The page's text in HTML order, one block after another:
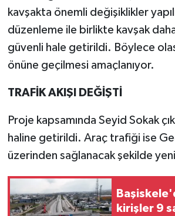
kavşakta önemli değişiklikler
düzenleme ile birlikte kavşak daha
güvenli hale getirildi. Böylece
önüne geçilmesi amaçlanıyor.
TRAFİK AKIŞI DEĞİŞTİ
Proje kapsamında Seyid Sokak
haline getirildi. Araç trafiği ise
üzerinden sağlanacak şekilde
kirişler 9